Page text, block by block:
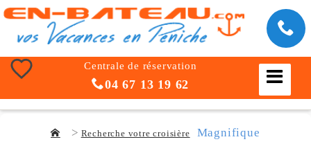
Centrale de réservation
04 67 13 19 62
Recherche votre croisière Magnifique